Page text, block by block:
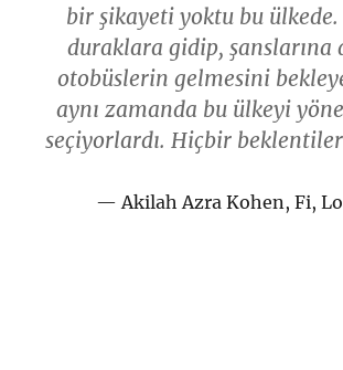
bir şikayeti yoktu bu ülkede.
duraklara gidip, şanslarına
otobüslerin gelmesini
aynı zamanda bu ülkeyi
seçiyorlardı. Hiçbir
Akilah Azra Kohen, Fi,